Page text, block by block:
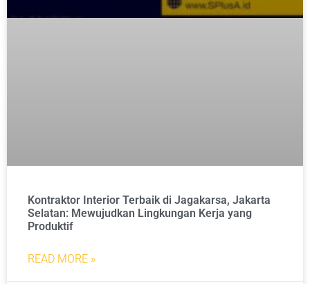
Kontraktor Interior Terbaik di Jagakarsa, Jakarta
Selatan: Mewujudkan Lingkungan Kerja yang
Produktif
READ MORE »